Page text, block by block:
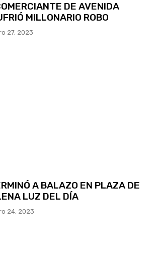
DE AVENIDA
MILLONARIO ROBO
27, 2023
A BALAZO EN PLAZA DE
LUZ DEL DÍA
24, 2023